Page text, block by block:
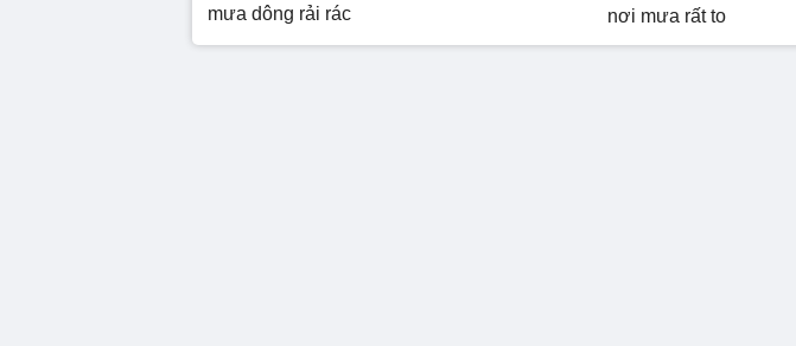
mưa dông rải rác
nơi mưa rất to